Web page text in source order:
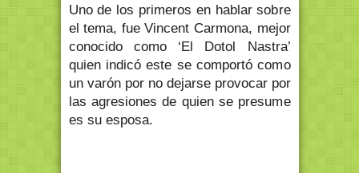
Uno de los primeros en hablar sobre
el tema, fue Vincent Carmona, mejor
conocido como ‘El Dotol Nastra’
quien indicó este se comportó como
un varón por no dejarse provocar por
las agresiones de quien se presume
es su esposa.